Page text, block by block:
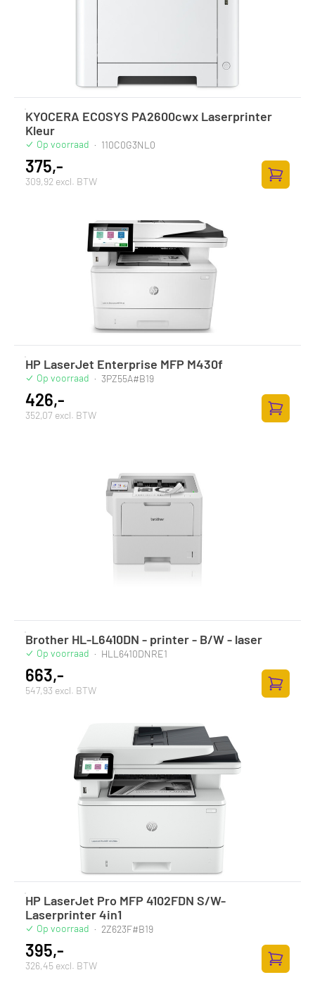
KYOCERA ECOSYS PA2600cwx Laserprinter
Kleur
Op voorraad · 110C0G3NL0
375,-
309,92 excl. BTW
Zum
HP LaserJet Enterprise MFP M430f
Op voorraad · 3PZ55A#B19
426,-
352,07 excl. BTW
Zum
Brother HL-L6410DN - printer - B/W - laser
Op voorraad · HLL6410DNRE1
663,-
547,93 excl. BTW
Zum
HP LaserJet Pro MFP 4102FDN S/W-
Laserprinter 4in1
Op voorraad · 2Z623F#B19
395,-
326,45 excl. BTW
Zum